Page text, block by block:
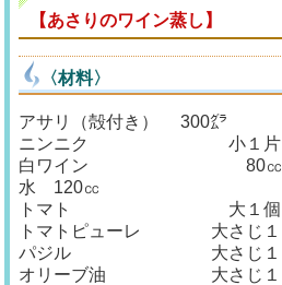
【あさりのワイン蒸し】
〈材料〉
アサリ（殻付き） 300㌘
ニンニク 小１片
白ワイン 80㏄
水 120㏄
トマト 大１個
トマトピューレ 大さじ１
パジル 大さじ１
オリーブ油 大さじ１